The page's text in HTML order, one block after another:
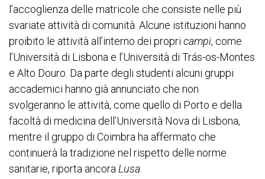
l’accoglienza delle matricole che consiste nelle più
svariate attività di comunità. Alcune istituzioni hanno
proibito le attività all’interno dei propri campi, come
l’Università di Lisbona e l’Università di Trás-os-Montes
e Alto Douro. Da parte degli studenti alcuni gruppi
accademici hanno già annunciato che non
svolgeranno le attività, come quello di Porto e della
facoltà di medicina dell’Università Nova di Lisbona,
mentre il gruppo di Coimbra ha affermato che
continuerà la tradizione nel rispetto delle norme
sanitarie, riporta ancora Lusa